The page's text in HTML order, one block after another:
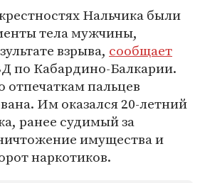
Нальчика были
тела мужчины,
взрыва, сообщает
по Кабардино-Балкарии.
отпечаткам пальцев
Им оказался 20-летний
ранее судимый за
имущества и
наркотиков.